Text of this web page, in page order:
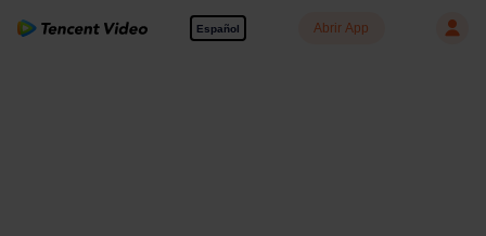
Español Abrir App